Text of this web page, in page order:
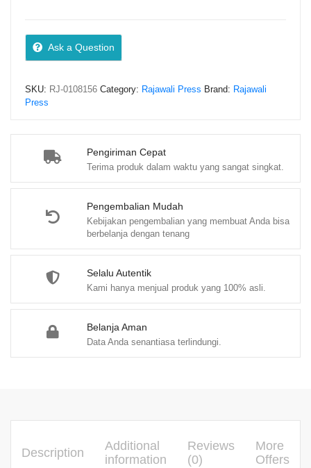
Pengiriman Cepat
Terima produk dalam waktu yang sangat singkat.
Pengembalian Mudah
Kebijakan pengembalian yang membuat Anda bisa
berbelanja dengan tenang
Selalu Autentik
Kami hanya menjual produk yang 100% asli.
Belanja Aman
Data Anda senantiasa terlindungi.
Riska
Imanda,
M.Pd.,
Fakhrah
quantity
Ask a Question
SKU: RJ-0108156 Category: Rajawali Press Brand: Rajawali
Press
Description
Additional
information
Reviews
(0)
More
Offers